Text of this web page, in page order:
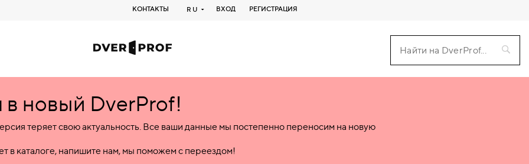
КОНТАКТЫ RU ВХОД РЕГИСТРАЦИЯ
новый DverProf!
теряет свою актуальность. Все ваши данные мы постепенно переносим на новую
в каталоге, напишите нам, мы поможем с переездом!